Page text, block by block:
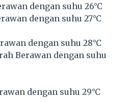
dengan suhu 26°C
dengan suhu 27°C
dengan suhu 28°C
Berawan dengan suhu
dengan suhu 29°C